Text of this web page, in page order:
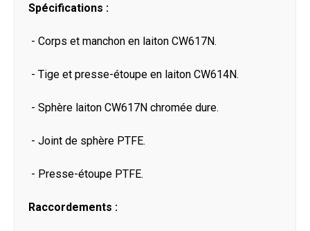
Spécifications :
- Corps et manchon en laiton CW617N.
- Tige et presse-étoupe en laiton CW614N.
- Sphère laiton CW617N chromée dure.
- Joint de sphère PTFE.
- Presse-étoupe PTFE.
Raccordements :